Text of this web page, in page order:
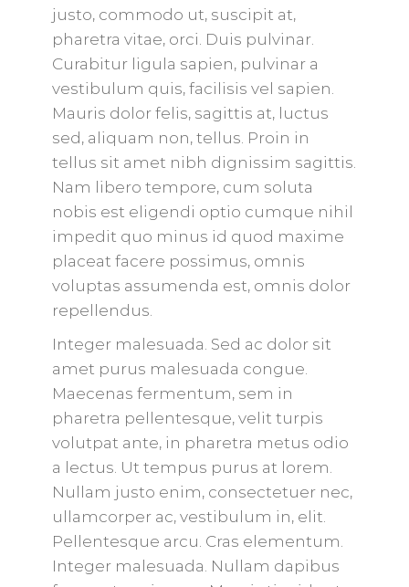
justo, commodo ut, suscipit at,
pharetra vitae, orci. Duis pulvinar.
Curabitur ligula sapien, pulvinar a
vestibulum quis, facilisis vel sapien.
Mauris dolor felis, sagittis at, luctus
sed, aliquam non, tellus. Proin in
tellus sit amet nibh dignissim sagittis.
Nam libero tempore, cum soluta
nobis est eligendi optio cumque nihil
impedit quo minus id quod maxime
placeat facere possimus, omnis
voluptas assumenda est, omnis dolor
repellendus.
Integer malesuada. Sed ac dolor sit
amet purus malesuada congue.
Maecenas fermentum, sem in
pharetra pellentesque, velit turpis
volutpat ante, in pharetra metus odio
a lectus. Ut tempus purus at lorem.
Nullam justo enim, consectetuer nec,
ullamcorper ac, vestibulum in, elit.
Pellentesque arcu. Cras elementum.
Integer malesuada. Nullam dapibus